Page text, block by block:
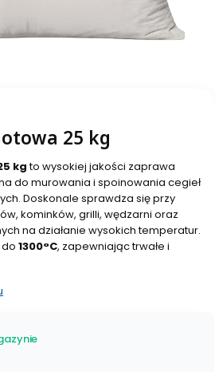
25 kg
kgto wysokiej jakości zaprawa
do murowania i spoinowania cegieł
Doskonale sprawdza się przy
kominków, grilli, wędzarni oraz
na działanie wysokich temperatur.
1300°C, zapewniając trwałe i